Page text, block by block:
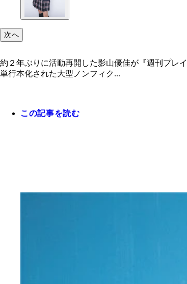
次へ
約２年ぶりに活動再開した影山優佳が『週刊プレ
単行本化された大型ノンフィク...
この記事を読む